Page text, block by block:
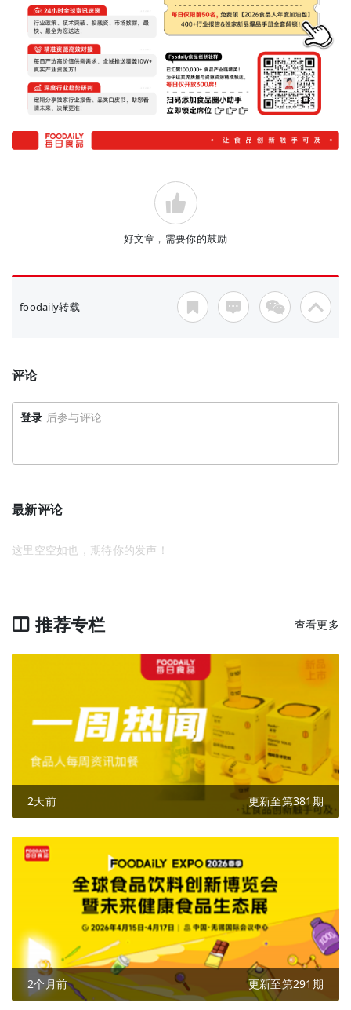
好文章，需要你的鼓励
foodaily转载
评论
登录 后参与评论
最新评论
这里空空如也，期待你的发声！
推荐专栏 查看更多
2天前 更新至第381期
2个月前 更新至第291期